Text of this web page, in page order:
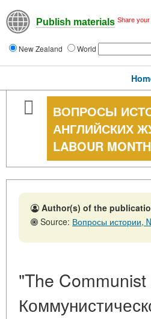
Publish materials Share
New Zealand World
ВОПРОСЫ
АНГЛИЙСКИХ
LABOUR
Author(s) of the
Source: Вопросы истории,
"The Communist